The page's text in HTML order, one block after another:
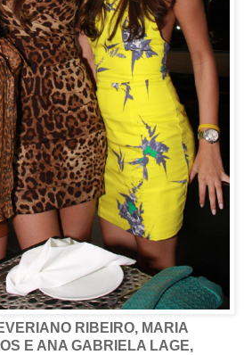
RIBEIRO, MARIA
E ANA GABRIELA LAGE,